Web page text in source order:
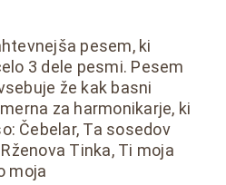
pesem, ki
3 dele pesmi. Pesem
že kak basni
za harmonikarje, ki
Čebelar, Ta sosedov
Tinka, Ti moja
moja